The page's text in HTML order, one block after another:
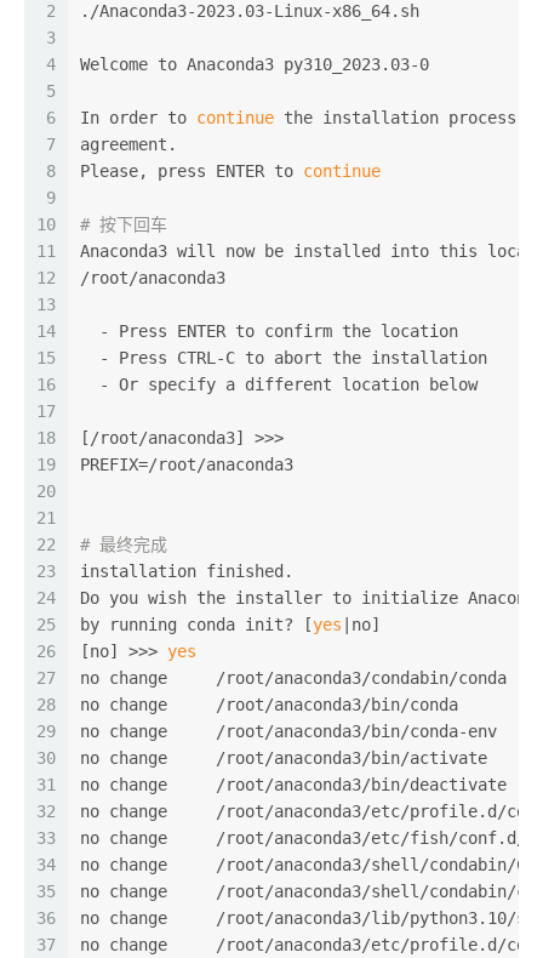
2
3
4
5
6
7
8
9
10
11
12
13
14
15
16
17
18
19
20
21
22
23
24
25
26
27
28
29
30
31
32
33
34
35
36
37
./Anaconda3-2023.03-Linux-x86_64.sh
Welcome to Anaconda3 py310_2023.03-0
In order to continue the installation process,
agreement.
Please, press ENTER to continue
# 按下回车
Anaconda3 will now be installed into this
/root/anaconda3
  - Press ENTER to confirm the location
  - Press CTRL-C to abort the installation
  - Or specify a different location below
[/root/anaconda3] >>>
PREFIX=/root/anaconda3
# 最终完成
installation finished.
Do you wish the installer to initialize
by running conda init? [yes |no]
[no] >>> yes
no change     /root/anaconda3/condabin/conda
no change     /root/anaconda3/bin/conda
no change     /root/anaconda3/bin/conda-env
no change     /root/anaconda3/bin/activate
no change     /root/anaconda3/bin/deactivate
no change     /root/anaconda3/etc/profile.d/
no change     /root/anaconda3/etc/fish/conf.d/
no change     /root/anaconda3/shell/condabin/
no change     /root/anaconda3/shell/condabin/
no change     /root/anaconda3/lib/python3.10/
no change     /root/anaconda3/etc/profile.d/